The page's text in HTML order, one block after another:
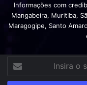
Informações com
Mangabeira, Muritiba,
Maragogipe, Santo
seu